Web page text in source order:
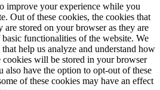
improve your experience while you
Out of these cookies, the cookies that
are stored on your browser as they are
functionalities of the website. We
help us analyze and understand how
cookies will be stored in your browser
have the option to opt-out of these
of these cookies may have an effect